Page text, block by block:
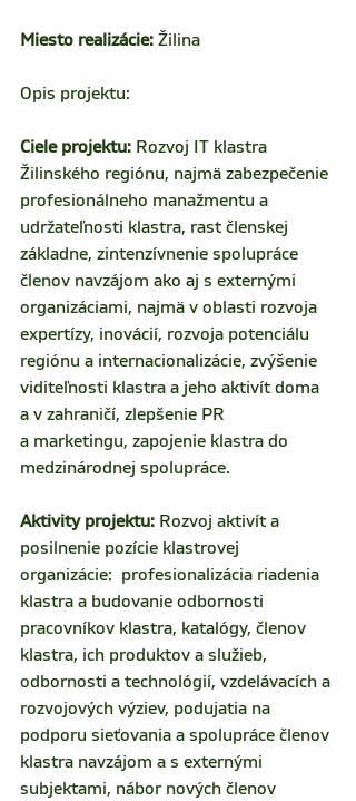
Miesto realizácie: Žilina
Opis projektu:
Ciele projektu: Rozvoj IT klastra
Žilinského regiónu, najmä zabezpečenie
profesionálneho manažmentu a
udržateľnosti klastra, rast členskej
základne, zintenzívnenie spolupráce
členov navzájom ako aj s externými
organizáciami, najmä v oblasti rozvoja
expertízy, inovácií, rozvoja potenciálu
regiónu a internacionalizácie, zvýšenie
viditeľnosti klastra a jeho aktivít doma
a v zahraničí, zlepšenie PR
a marketingu, zapojenie klastra do
medzinárodnej spolupráce.
Aktivity projektu: Rozvoj aktivít a
posilnenie pozície klastrovej
organizácie:  profesionalizácia riadenia
klastra a budovanie odbornosti
pracovníkov klastra, katalógy, členov
klastra, ich produktov a služieb,
odbornosti a technológií, vzdelávacích a
rozvojových výziev, podujatia na
podporu sieťovania a spolupráce členov
klastra navzájom a s externými
subjektami, nábor nových členov